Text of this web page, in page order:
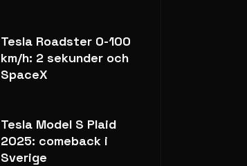
Tesla Roadster 0-100
km/h: 2 sekunder och
SpaceX
Tesla Model S Plaid
2025: comeback i
Sverige